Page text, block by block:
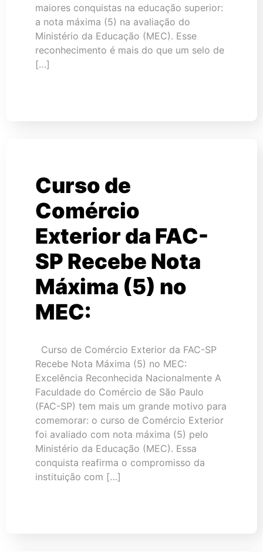
maiores conquistas na educação superior:
a nota máxima (5) na avaliação do
Ministério da Educação (MEC). Esse
reconhecimento é mais do que um selo de
[…]
Curso de
Comércio
Exterior da FAC-
SP Recebe Nota
Máxima (5) no
MEC:
Curso de Comércio Exterior da FAC-SP
Recebe Nota Máxima (5) no MEC:
Excelência Reconhecida Nacionalmente A
Faculdade do Comércio de São Paulo
(FAC-SP) tem mais um grande motivo para
comemorar: o curso de Comércio Exterior
foi avaliado com nota máxima (5) pelo
Ministério da Educação (MEC). Essa
conquista reafirma o compromisso da
instituição com […]